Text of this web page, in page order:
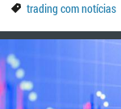
trading com notícias